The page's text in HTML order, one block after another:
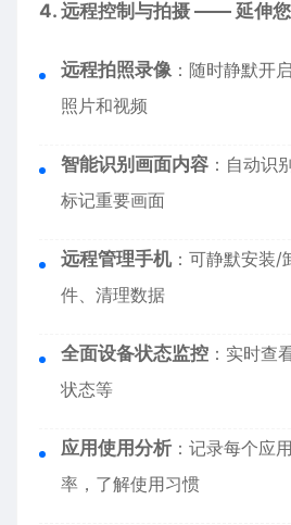
4. 远程控制与拍摄 —— 延伸
远程拍照录像：随时静默开
照片和视频
智能识别画面内容 ：自动识
标记重要画面
远程管理手机：可静默安装/
件、清理数据
全面设备状态监控 ：实时查
状态等
应用使用分析 ：记录每个应
率，了解使用习惯